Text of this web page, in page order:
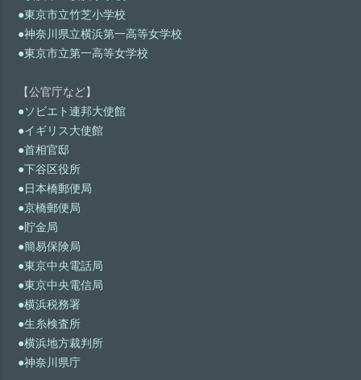
●東京市立竹芝小学校
●神奈川県立横浜第一高等女学校
●東京市立第一高等女学校
【公官庁など】
●ソビエト連邦大使館
●イギリス大使館
●首相官邸
●下谷区役所
●日本橋郵便局
●京橋郵便局
●貯金局
●簡易保険局
●東京中央電話局
●東京中央電信局
●横浜税務署
●生糸検査所
●横浜地方裁判所
●神奈川県庁